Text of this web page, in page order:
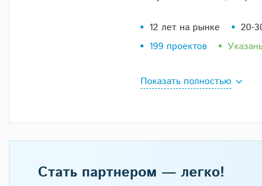
12 лет на рынке 20-
199 проектов
Показать полностью
Стать партнером — легко!